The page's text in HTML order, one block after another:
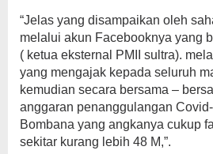
“Jelas yang disampaikan oleh
melalui akun Facebooknya yang
( ketua eksternal PMII sultra).
yang mengajak kepada seluruh
kemudian secara bersama –
anggaran penanggulangan
Bombana yang angkanya cukup
sekitar kurang lebih 48 M,”.